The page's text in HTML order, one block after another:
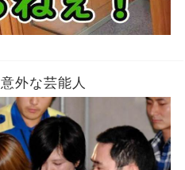
外な芸能人